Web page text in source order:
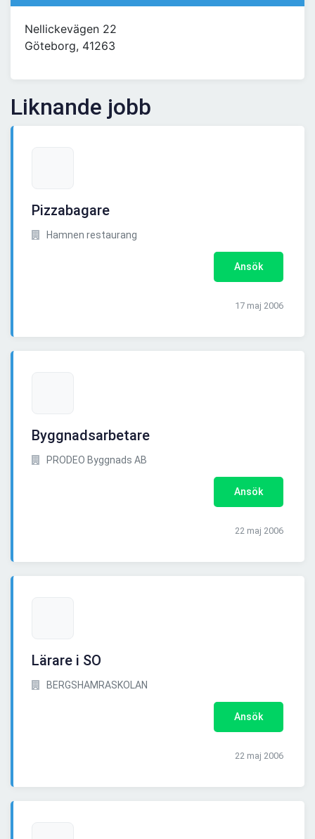
Nellickevägen 22
Göteborg, 41263
Liknande jobb
Pizzabagare
Hamnen restaurang
Ansök
17 maj 2006
Byggnadsarbetare
PRODEO Byggnads AB
Ansök
22 maj 2006
Lärare i SO
BERGSHAMRASKOLAN
Ansök
22 maj 2006